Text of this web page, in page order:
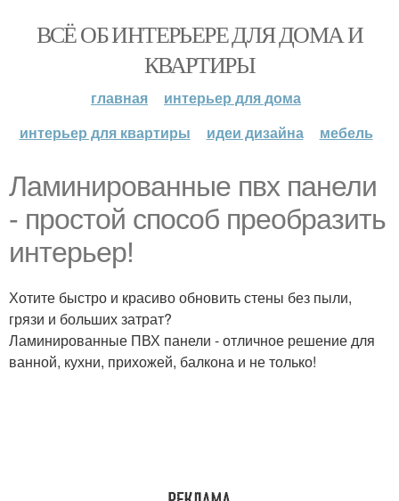
ВСЁ ОБ ИНТЕРЬЕРЕ ДЛЯ ДОМА И
КВАРТИРЫ
главная
интерьер для дома
интерьер для квартиры
идеи дизайна мебель
Ламинированные пвх панели
- простой способ преобразить
интерьер!
Хотите быстро и красиво обновить стены без пыли,
грязи и больших затрат?
Ламинированные ПВХ панели - отличное решение для
ванной, кухни, прихожей, балкона и не только!